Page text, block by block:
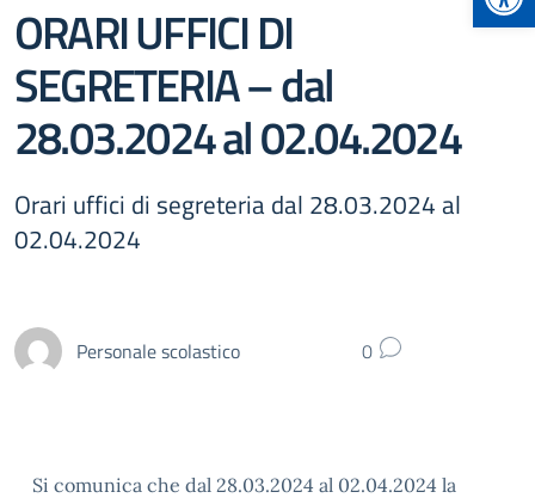
ORARI UFFICI DI
SEGRETERIA – dal
28.03.2024 al 02.04.2024
Orari uffici di segreteria dal 28.03.2024 al
02.04.2024
Personale scolastico 0
Si comunica che dal 28.03.2024 al 02.04.2024 la